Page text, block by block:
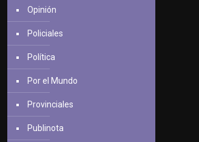
Opinión
Policiales
Política
Por el Mundo
Provinciales
Publinota